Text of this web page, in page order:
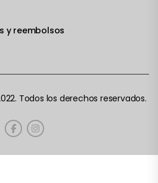
y reembolsos
Todos los derechos reservados.